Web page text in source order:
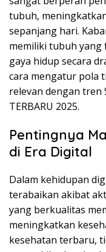
tubuh,
sepanjang hari.
memiliki tubuh
gaya hidup secara
cara mengatur pola
relevan dengan tren
TERBARU 2025.
Pentingnya
di Era Digital
Dalam kehidupan
terabaikan akibat
yang berkualitas
meningkatkan
kesehatan terbaru,